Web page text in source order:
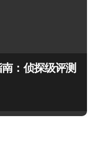
：侦探级评测